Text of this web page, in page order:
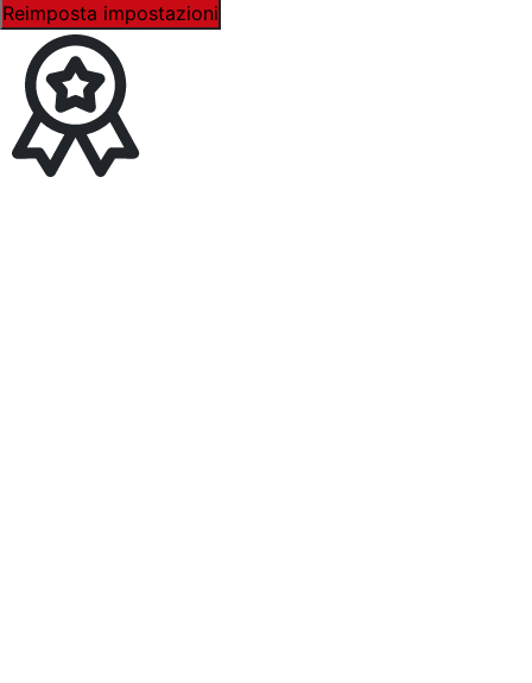
Reimposta impostazioni